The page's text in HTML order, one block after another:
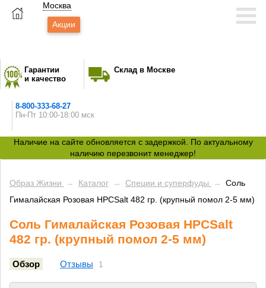
Москва
Акции
Гарантии
и качество
Склад в Москве
8-800-333-68-27
Пн-Пт 10:00-18:00 мск
Наличие на сайте обновляется с задержкой. По актуальному
наличию перезвонит менеджер!
Образ Жизни → Каталог → Специи и суперфуды →
Соль
Гималайская Розовая HPCSalt 482 гр. (крупный помол 2-5 мм)
Соль Гималайская Розовая HPCSalt
482 гр. (крупный помол 2-5 мм)
Обзор Отзывы 1